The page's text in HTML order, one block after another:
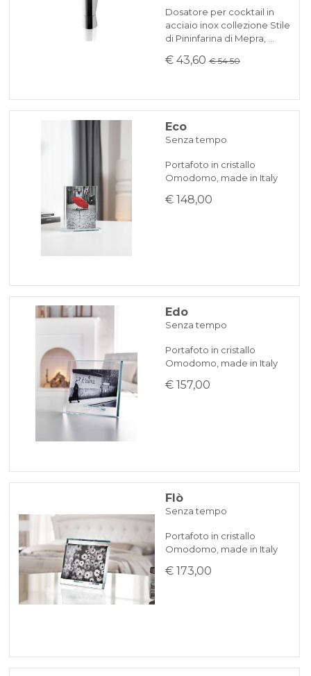
Dosatore per cocktail in
acciaio inox collezione Stile
di Pininfarina di Mepra, …
€ 43,60 € 54.50
Eco
Senza tempo
Portafoto in cristallo
Omodomo, made in Italy
€ 148,00
Edo
Senza tempo
Portafoto in cristallo
Omodomo, made in Italy
€ 157,00
Flò
Senza tempo
Portafoto in cristallo
Omodomo, made in Italy
€ 173,00